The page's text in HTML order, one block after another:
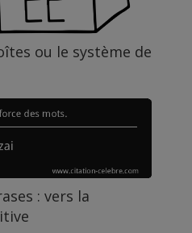
ou le système de
: vers la